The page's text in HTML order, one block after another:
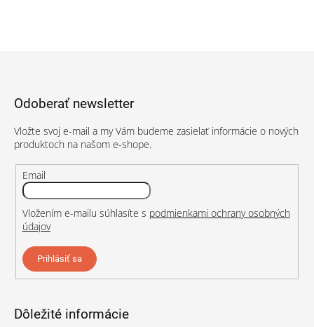
Odoberať newsletter
Vložte svoj e-mail a my Vám budeme zasielať informácie o nových
produktoch na našom e-shope.
Email
Vložením e-mailu súhlasíte s podmienkami ochrany osobných
údajov
Prihlásiť sa
Dôležité informácie